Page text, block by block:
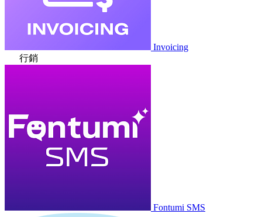
Invoicing
行銷
Fontumi SMS